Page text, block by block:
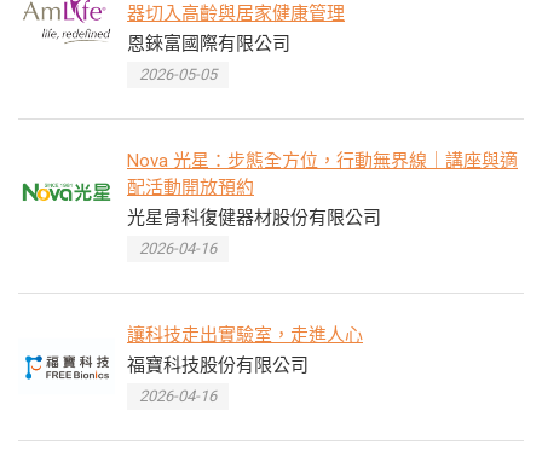
器切入高齡與居家健康管理
恩錸富國際有限公司
2026-05-05
Nova 光星：步態全方位，行動無界線｜講座與適
配活動開放預約
光星骨科復健器材股份有限公司
2026-04-16
讓科技走出實驗室，走進人心
福寶科技股份有限公司
2026-04-16